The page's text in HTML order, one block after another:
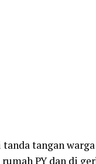
tangan
PY dan di